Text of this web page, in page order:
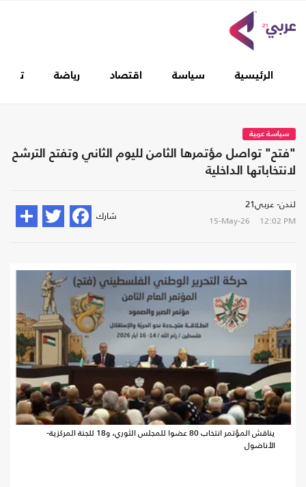
الرئيسية سياسة اقتصاد رياضة
سياسة عربية
"فتح" تواصل مؤتمرها الثامن لليوم الثاني وتفتح الترشح
لانتخاباتها الداخلية
لندن- عربي21
15-May-26 12:02 PM شارك
يناقش المؤتمر انتخاب 80 عضوا للمجلس الثوري، و18 للجنة المركزية-
الأناضول